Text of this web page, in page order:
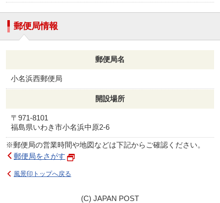
郵便局情報
郵便局名
小名浜西郵便局
開設場所
〒971-8101
福島県いわき市小名浜中原2-6
※郵便局の営業時間や地図などは下記からご確認ください。
郵便局をさがす
風景印トップへ戻る
(C) JAPAN POST